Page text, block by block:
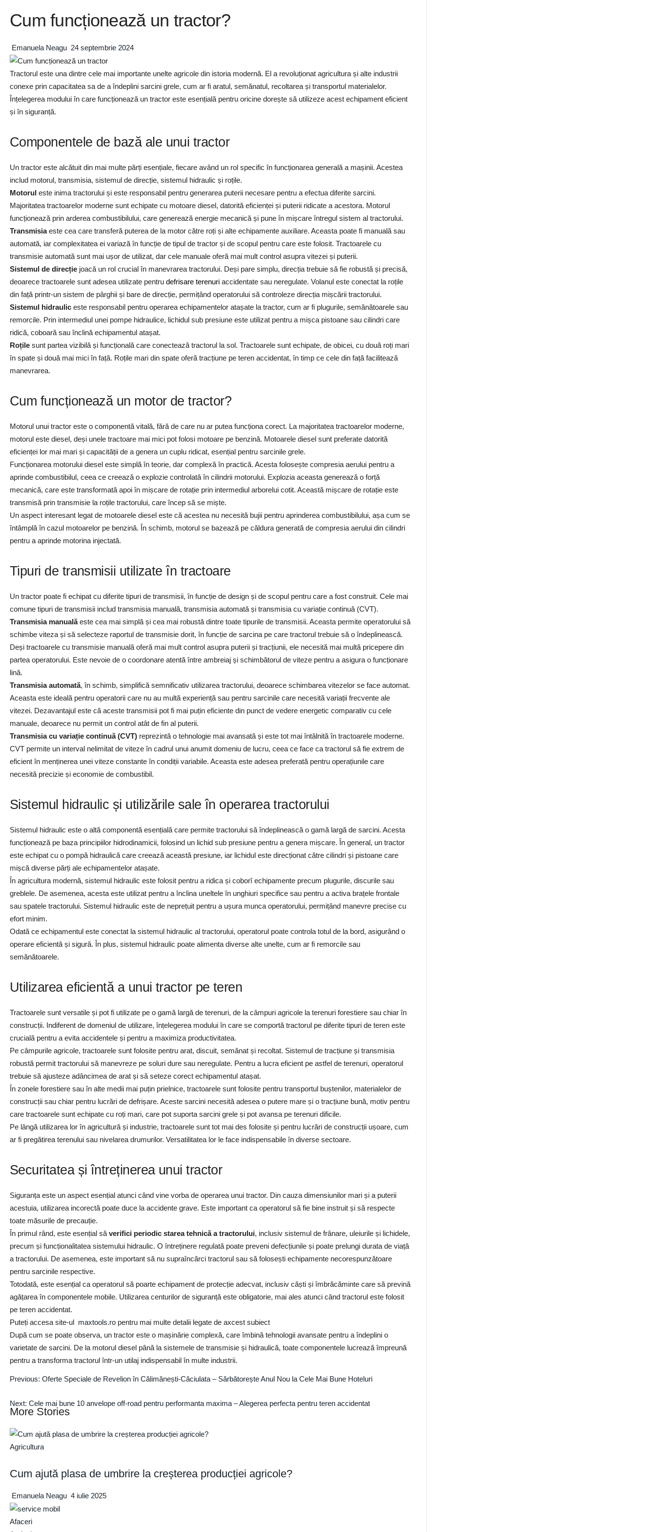
Cum funcționează un tractor?
Emanuela Neagu 24 septembrie 2024
Tractorul este una dintre cele mai importante unelte agricole din istoria modernă. El a revoluționat agricultura și alte industrii
conexe prin capacitatea sa de a îndeplini sarcini grele, cum ar fi aratul, semănatul, recoltarea și transportul materialelor.
Înțelegerea modului în care funcționează un tractor este esențială pentru oricine dorește să utilizeze acest echipament eficient
și în siguranță.
Componentele de bază ale unui tractor
Un tractor este alcătuit din mai multe părți esențiale, fiecare având un rol specific în funcționarea generală a mașinii. Acestea
includ motorul, transmisia, sistemul de direcție, sistemul hidraulic și roțile.
Motorul este inima tractorului și este responsabil pentru generarea puterii necesare pentru a efectua diferite sarcini.
Majoritatea tractoarelor moderne sunt echipate cu motoare diesel, datorită eficienței și puterii ridicate a acestora. Motorul
funcționează prin arderea combustibilului, care generează energie mecanică și pune în mișcare întregul sistem al tractorului.
Transmisiaeste cea care transferă puterea de la motor către roți și alte echipamente auxiliare. Aceasta poate fi manuală sau
automată, iar complexitatea ei variază în funcție de tipul de tractor și de scopul pentru care este folosit. Tractoarele cu
transmisie automată sunt mai ușor de utilizat, dar cele manuale oferă mai mult control asupra vitezei și puterii.
Sistemul de direcție joacă un rol crucial în manevrarea tractorului. Deși pare simplu, direcția trebuie să fie robustă și precisă,
deoarece tractoarele sunt adesea utilizate pentru defrisare terenuri accidentate sau neregulate. Volanul este conectat la roțile
din față printr-un sistem de pârghii și bare de direcție, permițând operatorului să controleze direcția mișcării tractorului.
Sistemul hidraulic este responsabil pentru operarea echipamentelor atașate la tractor, cum ar fi plugurile, semănătoarele sau
remorcile. Prin intermediul unei pompe hidraulice, lichidul sub presiune este utilizat pentru a mișca pistoane sau cilindri care
ridică, coboară sau înclină echipamentul atașat.
Roțile sunt partea vizibilă și funcțională care conectează tractorul la sol. Tractoarele sunt echipate, de obicei, cu două roți mari
în spate și două mai mici în față. Roțile mari din spate oferă tracțiune pe teren accidentat, în timp ce cele din față facilitează
manevrarea.
Cum funcționează un motor de tractor?
Motorul unui tractor este o componentă vitală, fără de care nu ar putea funcționa corect. La majoritatea tractoarelor moderne,
motorul este diesel, deși unele tractoare mai mici pot folosi motoare pe benzină. Motoarele diesel sunt preferate datorită
eficienței lor mai mari și capacității de a genera un cuplu ridicat, esențial pentru sarcinile grele.
Funcționarea motorului diesel este simplă în teorie, dar complexă în practică. Acesta folosește compresia aerului pentru a
aprinde combustibilul, ceea ce creează o explozie controlată în cilindrii motorului. Explozia aceasta generează o forță
mecanică, care este transformată apoi în mișcare de rotație prin intermediul arborelui cotit. Această mișcare de rotație este
transmisă prin transmisie la roțile tractorului, care încep să se miște.
Un aspect interesant legat de motoarele diesel este că acestea nu necesită bujii pentru aprinderea combustibilului, așa cum se
întâmplă în cazul motoarelor pe benzină. În schimb, motorul se bazează pe căldura generată de compresia aerului din cilindri
pentru a aprinde motorina injectată.
Tipuri de transmisii utilizate în tractoare
Un tractor poate fi echipat cu diferite tipuri de transmisii, în funcție de design și de scopul pentru care a fost construit. Cele mai
comune tipuri de transmisii includ transmisia manuală, transmisia automată și transmisia cu variație continuă (CVT).
Transmisia manualăeste cea mai simplă și cea mai robustă dintre toate tipurile de transmisii. Aceasta permite operatorului să
schimbe viteza și să selecteze raportul de transmisie dorit, în funcție de sarcina pe care tractorul trebuie să o îndeplinească.
Deși tractoarele cu transmisie manuală oferă mai mult control asupra puterii și tracțiunii, ele necesită mai multă pricepere din
partea operatorului. Este nevoie de o coordonare atentă între ambreiaj și schimbătorul de viteze pentru a asigura o funcționare
lină.
Transmisia automată, în schimb, simplifică semnificativ utilizarea tractorului, deoarece schimbarea vitezelor se face automat.
Aceasta este ideală pentru operatorii care nu au multă experiență sau pentru sarcinile care necesită variații frecvente ale
vitezei. Dezavantajul este că aceste transmisii pot fi mai puțin eficiente din punct de vedere energetic comparativ cu cele
manuale, deoarece nu permit un control atât de fin al puterii.
Transmisia cu variație continuă (CVT) reprezintă o tehnologie mai avansată și este tot mai întâlnită în tractoarele moderne.
CVT permite un interval nelimitat de viteze în cadrul unui anumit domeniu de lucru, ceea ce face ca tractorul să fie extrem de
eficient în menținerea unei viteze constante în condiții variabile. Aceasta este adesea preferată pentru operațiunile care
necesită precizie și economie de combustibil.
Sistemul hidraulic și utilizările sale în operarea tractorului
Sistemul hidraulic este o altă componentă esențială care permite tractorului să îndeplinească o gamă largă de sarcini. Acesta
funcționează pe baza principiilor hidrodinamicii, folosind un lichid sub presiune pentru a genera mișcare. În general, un tractor
este echipat cu o pompă hidraulică care creează această presiune, iar lichidul este direcționat către cilindri și pistoane care
mișcă diverse părți ale echipamentelor atașate.
În agricultura modernă, sistemul hidraulic este folosit pentru a ridica și coborî echipamente precum plugurile, discurile sau
greblele. De asemenea, acesta este utilizat pentru a înclina uneltele în unghiuri specifice sau pentru a activa brațele frontale
sau spatele tractorului. Sistemul hidraulic este de neprețuit pentru a ușura munca operatorului, permițând manevre precise cu
efort minim.
Odată ce echipamentul este conectat la sistemul hidraulic al tractorului, operatorul poate controla totul de la bord, asigurând o
operare eficientă și sigură. În plus, sistemul hidraulic poate alimenta diverse alte unelte, cum ar fi remorcile sau
semănătoarele.
Utilizarea eficientă a unui tractor pe teren
Tractoarele sunt versatile și pot fi utilizate pe o gamă largă de terenuri, de la câmpuri agricole la terenuri forestiere sau chiar în
construcții. Indiferent de domeniul de utilizare, înțelegerea modului în care se comportă tractorul pe diferite tipuri de teren este
crucială pentru a evita accidentele și pentru a maximiza productivitatea.
Pe câmpurile agricole, tractoarele sunt folosite pentru arat, discuit, semănat și recoltat. Sistemul de tracțiune și transmisia
robustă permit tractorului să manevreze pe soluri dure sau neregulate. Pentru a lucra eficient pe astfel de terenuri, operatorul
trebuie să ajusteze adâncimea de arat și să seteze corect echipamentul atașat.
În zonele forestiere sau în alte medii mai puțin prielnice, tractoarele sunt folosite pentru transportul buștenilor, materialelor de
construcții sau chiar pentru lucrări de defrișare. Aceste sarcini necesită adesea o putere mare și o tracțiune bună, motiv pentru
care tractoarele sunt echipate cu roți mari, care pot suporta sarcini grele și pot avansa pe terenuri dificile.
Pe lângă utilizarea lor în agricultură și industrie, tractoarele sunt tot mai des folosite și pentru lucrări de construcții ușoare, cum
ar fi pregătirea terenului sau nivelarea drumurilor. Versatilitatea lor le face indispensabile în diverse sectoare.
Securitatea și întreținerea unui tractor
Siguranța este un aspect esențial atunci când vine vorba de operarea unui tractor. Din cauza dimensiunilor mari și a puterii
acestuia, utilizarea incorectă poate duce la accidente grave. Este important ca operatorul să fie bine instruit și să respecte
toate măsurile de precauție.
În primul rând, este esențial să verifici periodic starea tehnică a tractorului, inclusiv sistemul de frânare, uleiurile și lichidele,
precum și funcționalitatea sistemului hidraulic. O întreținere regulată poate preveni defecțiunile și poate prelungi durata de viață
a tractorului. De asemenea, este important să nu supraîncărci tractorul sau să folosești echipamente necorespunzătoare
pentru sarcinile respective.
Totodată, este esențial ca operatorul să poarte echipament de protecție adecvat, inclusiv căști și îmbrăcăminte care să prevină
agățarea în componentele mobile. Utilizarea centurilor de siguranță este obligatorie, mai ales atunci când tractorul este folosit
pe teren accidentat.
Puteți accesa site-ul maxtools.ro pentru mai multe detalii legate de axcest subiect
După cum se poate observa, un tractor este o mașinărie complexă, care îmbină tehnologii avansate pentru a îndeplini o
varietate de sarcini. De la motorul diesel până la sistemele de transmisie și hidraulică, toate componentele lucrează împreună
pentru a transforma tractorul într-un utilaj indispensabil în multe industrii.
Previous: Oferte Speciale de Revelion în Călimănești-Căciulata – Sărbătorește Anul Nou la Cele Mai Bune Hoteluri
Next: Cele mai bune 10 anvelope off-road pentru performanta maxima – Alegerea perfecta pentru teren accidentat
More Stories
Agricultura
Cum ajută plasa de umbrire la creșterea producției agricole?
Emanuela Neagu 4 iulie 2025
Afaceri